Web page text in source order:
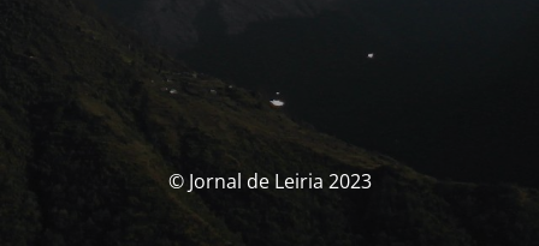
© Jornal de Leiria 2023